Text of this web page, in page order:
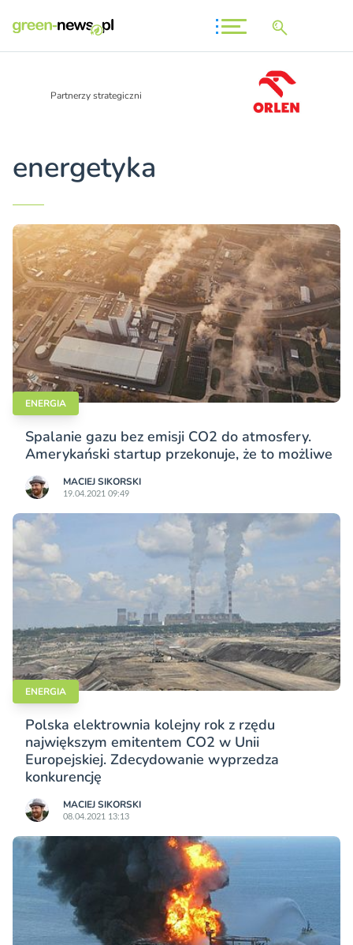
Partnerzy strategiczni
energetyka
ENERGIA
Spalanie gazu bez emisji CO2 do atmosfery.
Amerykański startup przekonuje, że to możliwe
MACIEJ SIKORSKI
19.04.2021 09:49
ENERGIA
Polska elektrownia kolejny rok z rzędu
największym emitentem CO2 w Unii
Europejskiej. Zdecydowanie wyprzedza
konkurencję
MACIEJ SIKORSKI
08.04.2021 13:13